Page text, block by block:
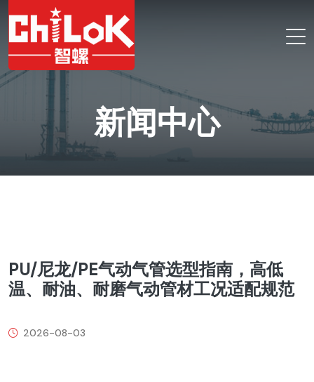
新闻中心
PU/尼龙/PE气动气管选型指南，高低
温、耐油、耐磨气动管材工况适配规范
2026-08-03